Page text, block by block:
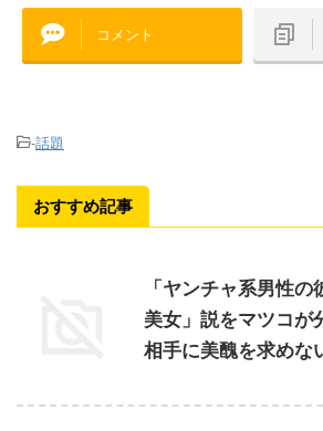
コメント
-話題
おすすめ記事
「ヤンチャ系男性
美女」説をマツコ
相手に美醜を求めな